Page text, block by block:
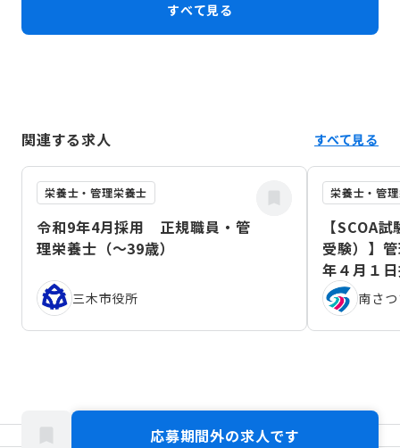
すべて見る
関連する求人 すべて見る
栄養士・管理栄養士
令和9年4月採用 正規職員・管
理栄養士（～39歳）
三木市役所
栄養士・管
【SCOA
受験）】
年４月１
南さ
応募期間外の求人です